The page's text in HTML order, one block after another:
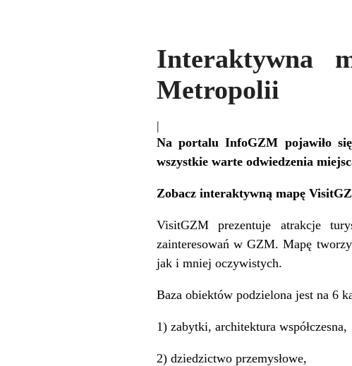
Interaktywna
Metropolii
|
Na portalu InfoGZM pojawiło
wszystkie warte odwiedzenia
Zobacz interaktywną mapę
VisitGZM prezentuje atrakcje
zainteresowań w GZM. Mapę
jak i mniej oczywistych.
Baza obiektów podzielona jest na 6
1) zabytki, architektura współczesna,
2) dziedzictwo przemysłowe,